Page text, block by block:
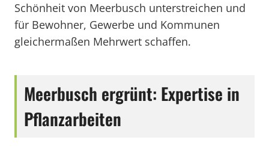
Schönheit von Meerbusch unterstreichen und
für Bewohner, Gewerbe und Kommunen
gleichermaßen Mehrwert schaffen.
Meerbusch ergrünt: Expertise in
Pflanzarbeiten